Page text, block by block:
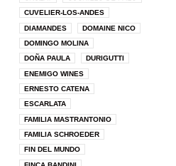
CUVELIER-LOS-ANDES
DIAMANDES
DOMAINE NICO
DOMINGO MOLINA
DOÑA PAULA
DURIGUTTI
ENEMIGO WINES
ERNESTO CATENA
ESCARLATA
FAMILIA MASTRANTONIO
FAMILIA SCHROEDER
FIN DEL MUNDO